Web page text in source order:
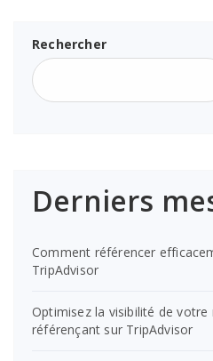
Rechercher
Derniers
Comment référencer
TripAdvisor
Optimisez la visibilité de votre
référençant sur TripAdvisor